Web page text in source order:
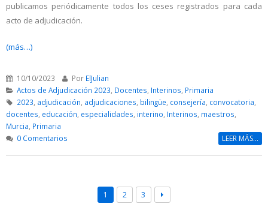
publicamos periódicamente todos los ceses registrados para cada
acto de adjudicación.
(más…)
10/10/2023 Por ElJulian
Actos de Adjudicación 2023, Docentes, Interinos, Primaria
2023, adjudicación, adjudicaciones, bilingüe, consejería, convocatoria,
docentes, educación, especialidades, interino, Interinos, maestros,
Murcia, Primaria
0 Comentarios
LEER MÁS...
1 2 3